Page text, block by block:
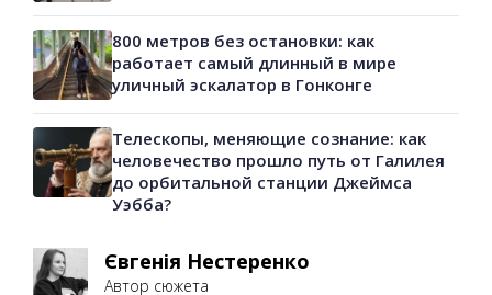
800 метров без остановки: как
работает самый длинный в мире
уличный эскалатор в Гонконге
Телескопы, меняющие сознание: как
человечество прошло путь от Галилея
до орбитальной станции Джеймса
Уэбба?
Євгенія Нестеренко
Автор сюжета